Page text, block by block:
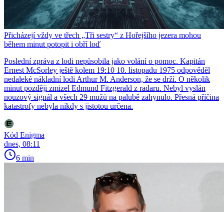
Přicházejí vždy ve třech „Tři sestry“ z Hořejšího jezera mohou
během minut potopit i obří loď
Poslední zpráva z lodi nepůsobila jako volání o pomoc. Kapitán
Ernest McSorley ještě kolem 19:10 10. listopadu 1975 odpověděl
nedaleké nákladní lodi Arthur M. Anderson, že se drží. O několik
minut později zmizel Edmund Fitzgerald z radaru. Nebyl vyslán
nouzový signál a všech 29 mužů na palubě zahynulo. Přesná příčina
katastrofy nebyla nikdy s jistotou určena.
Kód Enigma
dnes, 08:11
6 min